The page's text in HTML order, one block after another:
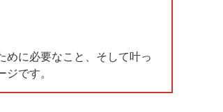
に必要なこと、そして叶っ
です。